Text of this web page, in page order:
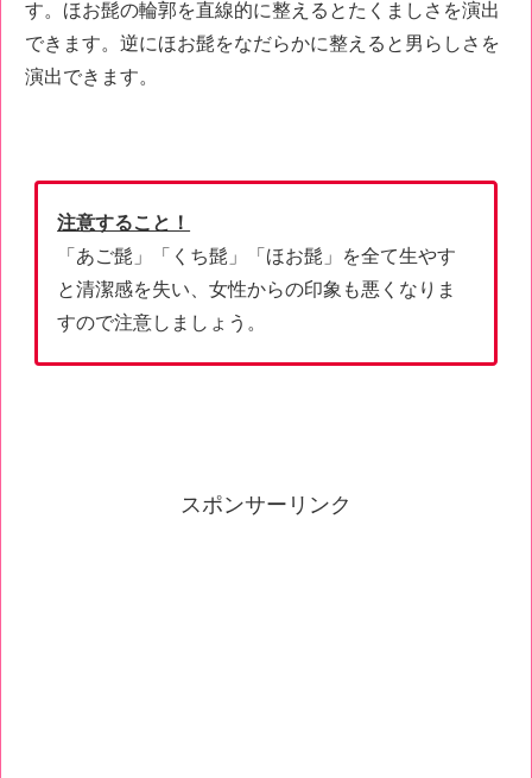
す。ほお髭の輪郭を直線的に整えるとたくましさを演出
できます。逆にほお髭をなだらかに整えると男らしさを
演出できます。
注意すること！
「あご髭」「くち髭」「ほお髭」を全て生やす
と清潔感を失い、女性からの印象も悪くなりま
すので注意しましょう。
スポンサーリンク